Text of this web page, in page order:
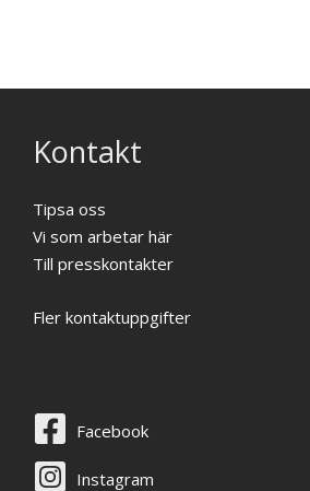
Kontakt
Tipsa oss
Vi som arbetar här
Till presskontakter
Fler kontaktuppgifter
Facebook
Instagram